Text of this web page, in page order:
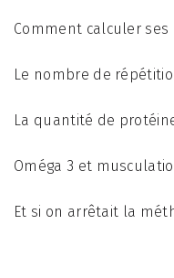
Comment calculer ses
Le nombre de
La quantité de
Oméga 3 et
Et si on arrêtait la